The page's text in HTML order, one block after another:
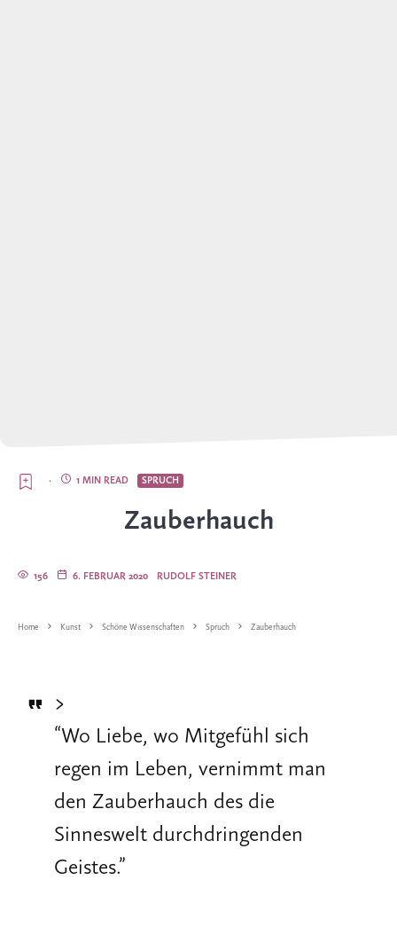
SPRUCH
1 MIN READ
·
Zauberhauch
RUDOLF STEINER
6. FEBRUAR 2020
156
Home Kunst Schöne Wissenschaften Spruch Zauberhauch
>
“Wo Liebe, wo Mitgefühl sich
regen im Leben, vernimmt man
den Zauberhauch des die
Sinneswelt durchdringenden
Geistes.”